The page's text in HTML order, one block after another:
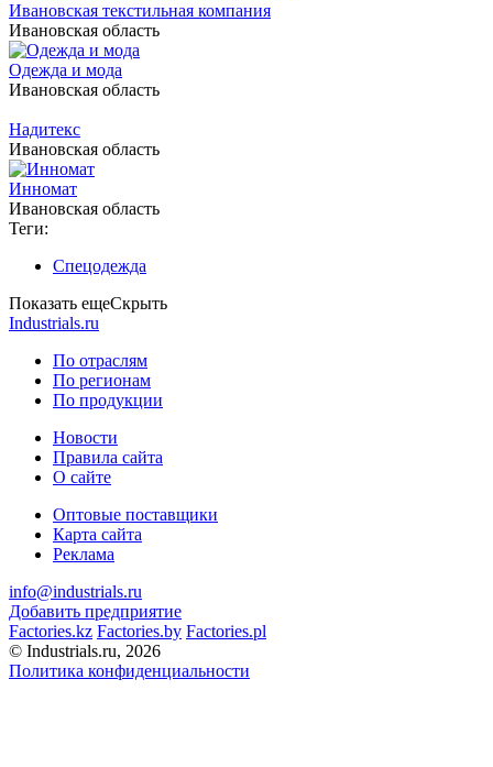
Ивановская текстильная компания
Ивановская область
Одежда и мода
Ивановская область
Надитекс
Ивановская область
Инномат
Ивановская область
Теги:
Спецодежда
Показать ещеСкрыть
Industrials.ru
По отраслям
По регионам
По продукции
Новости
Правила сайта
О сайте
Оптовые поставщики
Карта сайта
Реклама
info@industrials.ru
Добавить предприятие
Factories.kz Factories.by Factories.pl
© Industrials.ru, 2026
Политика конфиденциальности